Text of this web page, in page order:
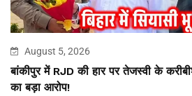
August 5, 2026
बांकीपुर में RJD की हार पर तेजस्वी के
का बड़ा आरोप!